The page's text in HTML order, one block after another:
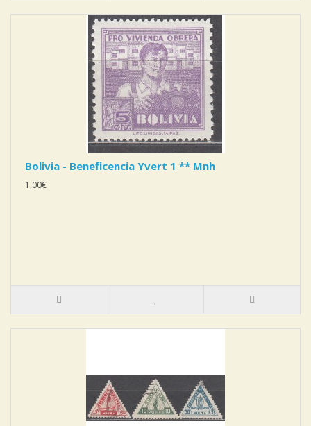
Bolivia - Beneficencia Yvert 1 ** Mnh
1,00€